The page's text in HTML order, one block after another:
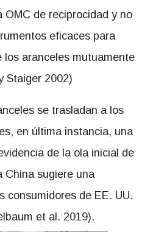
OMC de reciprocidad y no
eficaces para
los aranceles mutuamente
Staiger 2002)
se trasladan a los
en última instancia, una
de la ola inicial de
China sugiere una
consumidores de EE. UU.
et al. 2019).